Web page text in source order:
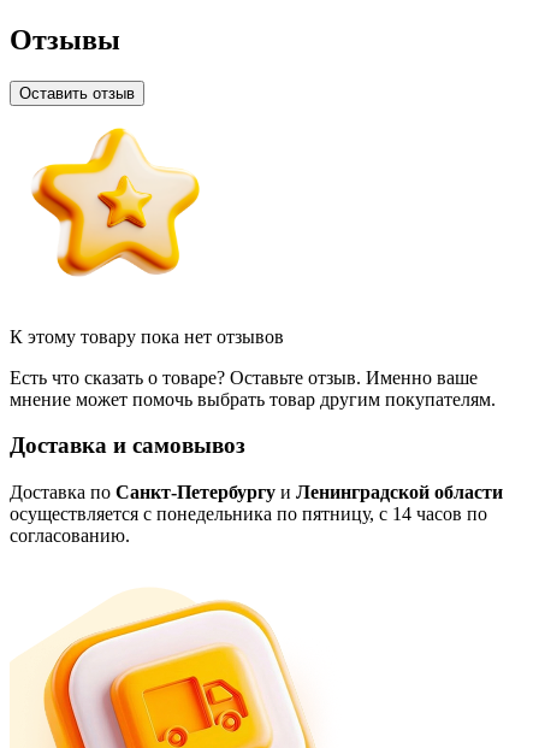
Отзывы
Оставить отзыв
К этому товару пока нет отзывов
Есть что сказать о товаре? Оставьте отзыв. Именно ваше
мнение может помочь выбрать товар другим покупателям.
Доставка и самовывоз
Доставка по Санкт-Петербургу и Ленинградской области
осуществляется с понедельника по пятницу, с 14 часов по
согласованию.